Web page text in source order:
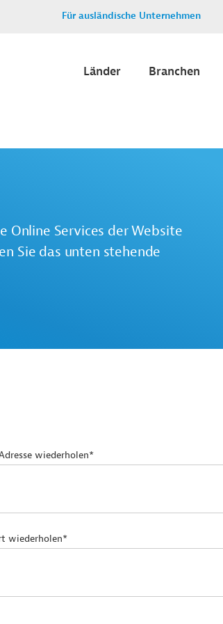
Für ausländische Unternehmen
Länder Branchen
Online Services der Website
Sie das unten stehende
wiederholen*
wiederholen*